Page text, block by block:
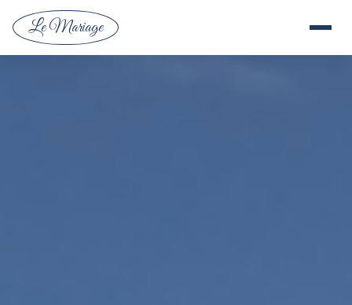
Le Mariage